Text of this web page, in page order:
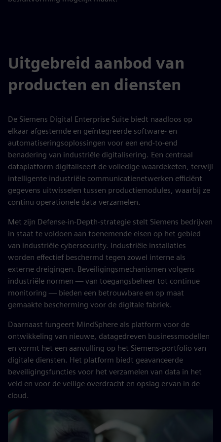
Uitgebreid aanbod van
producten en diensten
De Siemens Digital Enterprise Suite biedt naadloos op
elkaar afgestemde en geïntegreerde software- en
automatiseringsoplossingen voor een end-to-end
benadering van industriële digitalisering. Een centraal
dataplatform digitaliseert de volledige waardeketen, terwijl
intelligente industriële communicatienetwerken efficiënt
gegevens uitwisselen tussen productiemodules, waarbij ze
continu operationele data verzamelen.
Met zijn Defense-in-Depth-strategie stelt Siemens bedrijven
in staat te voldoen aan toenemende eisen op het gebied
van industriële cybersecurity. Industriële installaties
worden effectief beschermd tegen zowel interne als
externe dreigingen. Beveiligingsmechanismen volgens
industriële normen — van toegangsbeheer tot continue
monitoring — bieden een betrouwbare en op maat
gemaakte bescherming voor de digitale fabriek.
Daarnaast fungeert MindSphere als platform voor de
ontwikkeling van nieuwe, datagedreven businessmodellen
en vormt het een aanvulling op het Siemens-portfolio van
digitale diensten. Het platform biedt geavanceerde
beveiligingsfuncties voor het verzamelen van data in het
veld en voor de veilige overdracht en opslag ervan in de
cloud.